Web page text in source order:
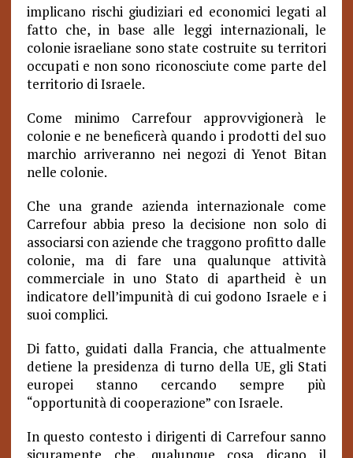
implicano rischi giudiziari ed economici legati al
fatto che, in base alle leggi internazionali, le
colonie israeliane sono state costruite su territori
occupati e non sono riconosciute come parte del
territorio di Israele.
Come minimo Carrefour approvvigionerà le
colonie e ne beneficerà quando i prodotti del suo
marchio arriveranno nei negozi di Yenot Bitan
nelle colonie.
Che una grande azienda internazionale come
Carrefour abbia preso la decisione non solo di
associarsi con aziende che traggono profitto dalle
colonie, ma di fare una qualunque attività
commerciale in uno Stato di apartheid è un
indicatore dell’impunità di cui godono Israele e i
suoi complici.
Di fatto, guidati dalla Francia, che attualmente
detiene la presidenza di turno della UE, gli Stati
europei stanno cercando sempre più
“opportunità di cooperazione” con Israele.
In questo contesto i dirigenti di Carrefour sanno